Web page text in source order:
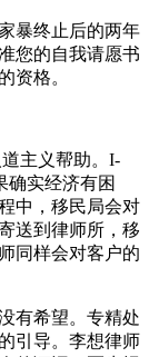
暴终止后的两年
您的自我请愿书
资格。
主义帮助。I-
确实经济有困
中，移民局会对
送到律师所，移
同样会对客户的
有希望。专精处
引导。李想律师